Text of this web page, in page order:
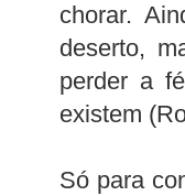
chorar.
deserto,
perder a
existem
Só para